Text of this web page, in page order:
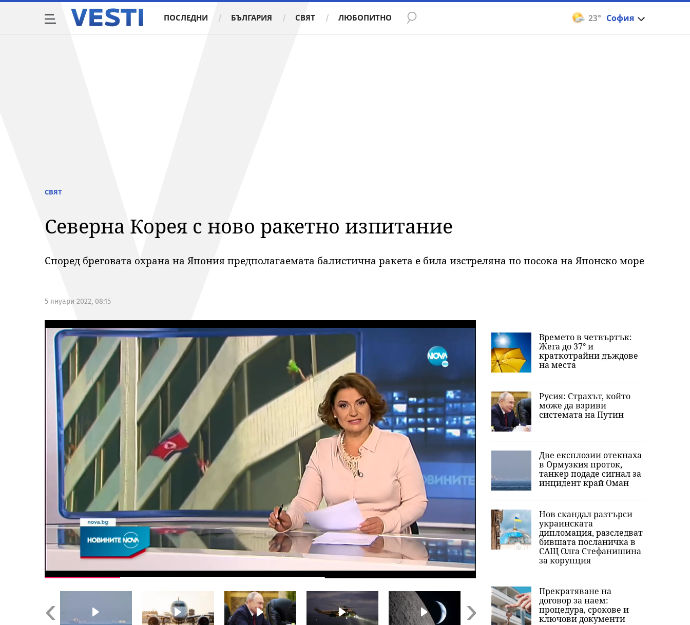
23° София
ПОСЛЕДНИ БЪЛГАРИЯ СВЯТ ЛЮБОПИТНО
СВЯТ
Северна Корея с ново ракетно изпитание
Според бреговата охрана на Япония предполагаемата балистична ракета е била изстреляна по посока на Японско море
5 януари 2022, 08:15
Времето в четвъртък:
Жега до 37° и
краткотрайни дъждове
на места
Русия: Страхът, който
може да взриви
системата на Путин
Две експлозии отекнаха
в Ормузкия проток,
танкер подаде сигнал за
инцидент край Оман
Нов скандал разтърси
украинската
дипломация, разследват
бившата посланичка в
САЩ Олга Стефанишина
за корупция
Прекратяване на
договор за наем:
процедура, срокове и
ключови документи